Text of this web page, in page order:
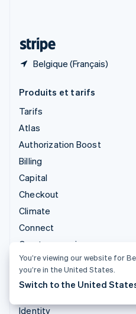
Belgique (Français)
Produits et tarifs
Tarifs
Atlas
Authorization Boost
Billing
Capital
Checkout
Climate
Connect
Cryptomonnaie
Data Pipeline
Elements
Identity
You’re viewing our website for
you’re in the United States.
Switch to the United